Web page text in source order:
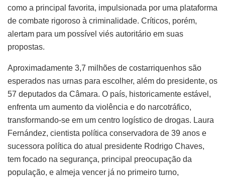
como a principal favorita, impulsionada por uma plataforma
de combate rigoroso à criminalidade. Críticos, porém,
alertam para um possível viés autoritário em suas
propostas.
Aproximadamente 3,7 milhões de costarriquenhos são
esperados nas urnas para escolher, além do presidente, os
57 deputados da Câmara. O país, historicamente estável,
enfrenta um aumento da violência e do narcotráfico,
transformando-se em um centro logístico de drogas. Laura
Fernández, cientista política conservadora de 39 anos e
sucessora política do atual presidente Rodrigo Chaves,
tem focado na segurança, principal preocupação da
população, e almeja vencer já no primeiro turno,